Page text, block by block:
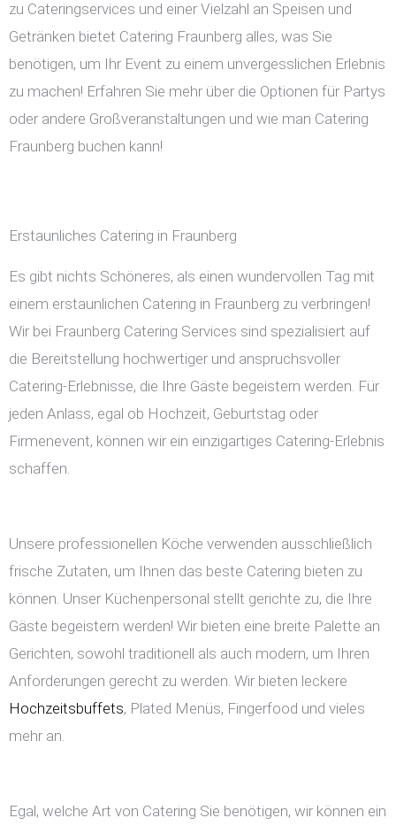
zu Cateringservices und einer Vielzahl an Speisen und
Getränken bietet Catering Fraunberg alles, was Sie
benötigen, um Ihr Event zu einem unvergesslichen Erlebnis
zu machen! Erfahren Sie mehr über die Optionen für Partys
oder andere Großveranstaltungen und wie man Catering
Fraunberg buchen kann!
Erstaunliches Catering in Fraunberg
Es gibt nichts Schöneres, als einen wundervollen Tag mit
einem erstaunlichen Catering in Fraunberg zu verbringen!
Wir bei Fraunberg Catering Services sind spezialisiert auf
die Bereitstellung hochwertiger und anspruchsvoller
Catering-Erlebnisse, die Ihre Gäste begeistern werden. Für
jeden Anlass, egal ob Hochzeit, Geburtstag oder
Firmenevent, können wir ein einzigartiges Catering-Erlebnis
schaffen.
Unsere professionellen Köche verwenden ausschließlich
frische Zutaten, um Ihnen das beste Catering bieten zu
können. Unser Küchenpersonal stellt gerichte zu, die Ihre
Gäste begeistern werden! Wir bieten eine breite Palette an
Gerichten, sowohl traditionell als auch modern, um Ihren
Anforderungen gerecht zu werden. Wir bieten leckere
Hochzeitsbuffets, Plated Menüs, Fingerfood und vieles
mehr an.
Egal, welche Art von Catering Sie benötigen, wir können ein